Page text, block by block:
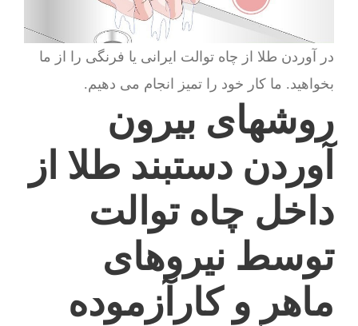
در آوردن طلا از چاه توالت ایرانی یا فرنگی را از ما
بخواهید. ما کار خود را تمیز انجام می دهیم.
روشهای بیرون
آوردن دستبند طلا از
داخل چاه توالت
توسط نیروهای
ماهر و کارآزموده